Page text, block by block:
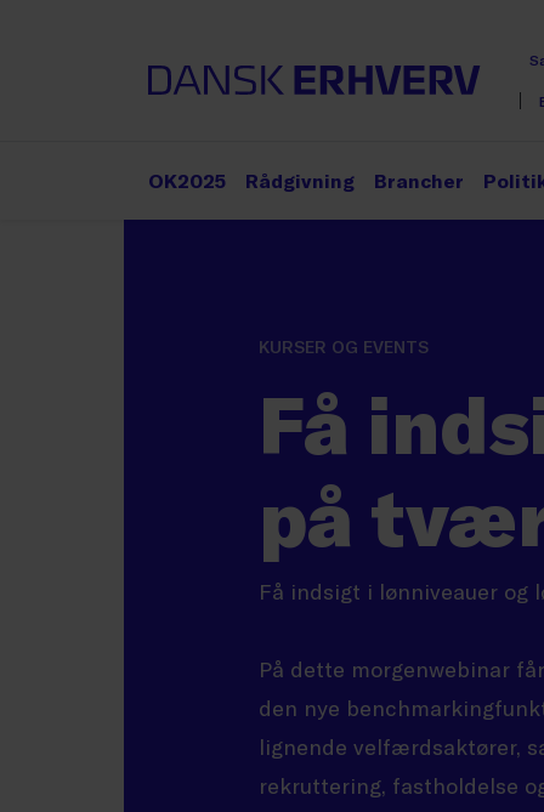
OK2025 Rådgivning Brancher
KURSER OG EVENTS
Få
på
Få indsigt i lønniveauer
På dette morgenwebinar
den nye
lignende velfærdsaktører,
rekruttering, fastholdelse